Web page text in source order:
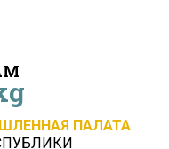
ПАЛАТА